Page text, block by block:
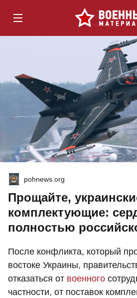
pohnews.org
Прощайте,
комплектующие:
полностью
После конфликта, который
востоке Украины,
отказаться от военного
частности, от поставок